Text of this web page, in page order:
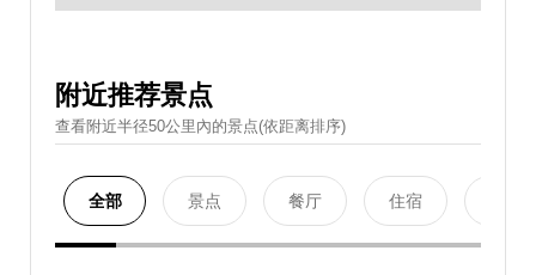
附近推荐景点
查看附近半径50公里內的景点(依距离排序)
全部 景点 餐厅 住宿